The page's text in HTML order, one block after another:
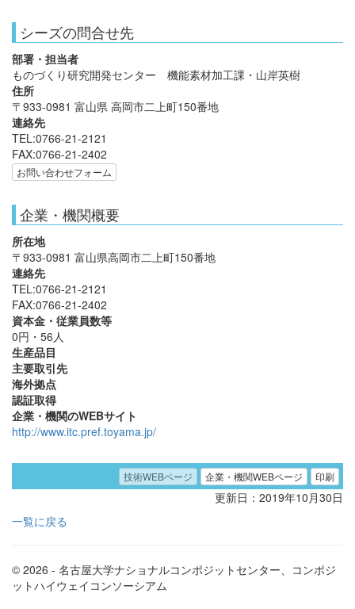
シーズの問合せ先
部署・担当者
ものづくり研究開発センター 機能素材加工課・山岸英樹
住所
〒933-0981 富山県 高岡市二上町150番地
連絡先
TEL:0766-21-2121
FAX:0766-21-2402
お問い合わせフォーム
企業・機関概要
所在地
〒933-0981 富山県高岡市二上町150番地
連絡先
TEL:0766-21-2121
FAX:0766-21-2402
資本金・従業員数等
0円・56人
生産品目
主要取引先
海外拠点
認証取得
企業・機関のWEBサイト
http://www.itc.pref.toyama.jp/
技術WEBページ 企業・機関WEBページ 印刷
更新日：2019年10月30日
一覧に戻る
© 2026 - 名古屋大学ナショナルコンポジットセンター、コンポジ
ットハイウェイコンソーシアム